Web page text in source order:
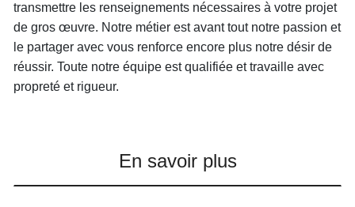
transmettre les renseignements nécessaires à votre projet
de gros œuvre. Notre métier est avant tout notre passion et
le partager avec vous renforce encore plus notre désir de
réussir. Toute notre équipe est qualifiée et travaille avec
propreté et rigueur.
En savoir plus